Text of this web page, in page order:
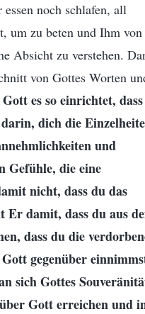
noch schlafen, all
um zu beten und Ihm von
Absicht zu verstehen.
von Gottes Worten
es so einrichtet, dass
dich die
und
Gefühle, die eine
nicht, dass du das
Er damit, dass du aus
dass du die
gegenüber
sich Gottes
Gott erreichen und